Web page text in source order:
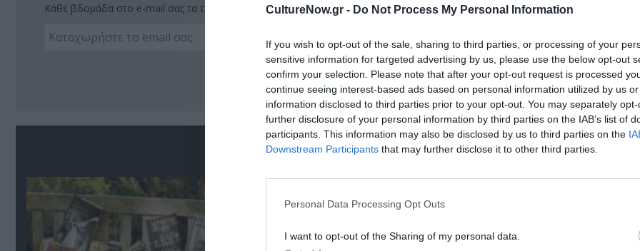
CultureNow.gr - Do Not Process My Personal Information
If you wish to opt-out of the sale, sharing to third parties, or processing of your
sensitive information for targeted advertising by us, please use the below opt-out
confirm your selection. Please note that after your opt-out request is processed
continue seeing interest-based ads based on personal information utilized by us
information disclosed to third parties prior to your opt-out. You may separately
further disclosure of your personal information by third parties on the IAB’s list of
participants. This information may also be disclosed by us to third parties on the
Downstream Participants that may further disclose it to other third parties.
Personal Data Processing Opt Outs
I want to opt-out of the Sharing of my personal data.
Κάθε βδομάδα στο e-mail σας τα τελευταία νέα για την Τέχνη και τον Πολιτισμό!
Ακολουθήστε το Culturenow.gr
Σχετικά Άρθρα